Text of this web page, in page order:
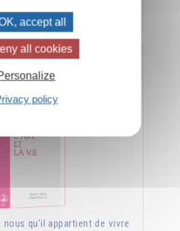
nous qu’il appartient de vivre
accept all
all cookies
policy